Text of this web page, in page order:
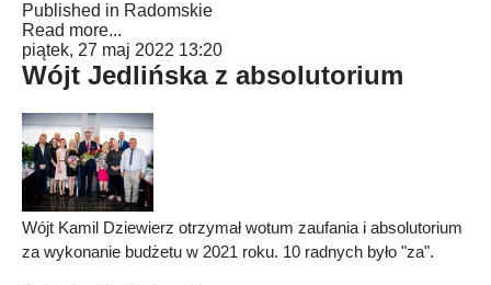
Published in Radomskie
Read more...
piątek, 27 maj 2022 13:20
Wójt Jedlińska z absolutorium
Wójt Kamil Dziewierz otrzymał wotum zaufania i absolutorium
za wykonanie budżetu w 2021 roku. 10 radnych było "za".